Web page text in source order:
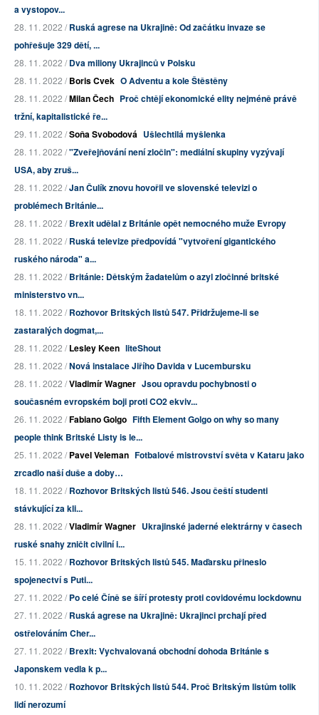
a vystopov...
28. 11. 2022 /Ruská agrese na Ukrajině: Od začátku invaze se
pohřešuje 329 dětí, ...
28. 11. 2022 /Dva miliony Ukrajinců v Polsku
28. 11. 2022 /Boris Cvek O Adventu a kole Štěstěny
28. 11. 2022 /Milan Čech Proč chtějí ekonomické elity nejméně právě
tržní, kapitalistické ře...
29. 11. 2022 /Soňa Svobodová Ušlechtilá myšlenka
28. 11. 2022 /"Zveřejňování není zločin": mediální skupiny vyzývají
USA, aby zruš...
28. 11. 2022 /Jan Čulík znovu hovořil ve slovenské televizi o
problémech Británie...
28. 11. 2022 /Brexit udělal z Británie opět nemocného muže Evropy
28. 11. 2022 /Ruská televize předpovídá "vytvoření gigantického
ruského národa" a...
28. 11. 2022 /Británie: Dětským žadatelům o azyl zločinné britské
ministerstvo vn...
18. 11. 2022 /Rozhovor Britských listů 547. Přidržujeme-li se
zastaralých dogmat,...
28. 11. 2022 /Lesley Keen liteShout
28. 11. 2022 /Nová instalace Jiřího Davida v Lucembursku
28. 11. 2022 /Vladimír Wagner Jsou opravdu pochybnosti o
současném evropském boji proti CO2 ekviv...
26. 11. 2022 /Fabiano Golgo Fifth Element Golgo on why so many
people think Britské Listy is le...
25. 11. 2022 /Pavel Veleman Fotbalové mistrovství světa v Kataru jako
zrcadlo naší duše a doby…
18. 11. 2022 /Rozhovor Britských listů 546. Jsou čeští studenti
stávkující za kli...
28. 11. 2022 /Vladimír Wagner Ukrajinské jaderné elektrárny v časech
ruské snahy zničit civilní i...
15. 11. 2022 /Rozhovor Britských listů 545. Maďarsku přineslo
spojenectví s Puti...
27. 11. 2022 /Po celé Číně se šíří protesty proti covidovému lockdownu
27. 11. 2022 /Ruská agrese na Ukrajině: Ukrajinci prchají před
ostřelováním Cher...
27. 11. 2022 /Brexit: Vychvalovaná obchodní dohoda Británie s
Japonskem vedla k p...
10. 11. 2022 /Rozhovor Britských listů 544. Proč Britským listům tolik
lidí nerozumí